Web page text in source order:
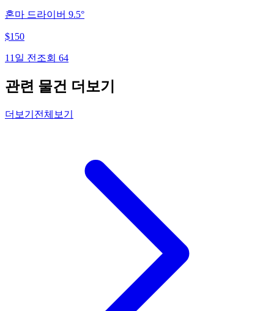
혼마 드라이버 9.5°
$150
11일 전 조회 64
관련 물건 더보기
더보기 전체보기